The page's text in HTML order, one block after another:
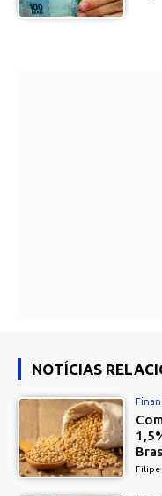
NOTÍCIAS
Filipe